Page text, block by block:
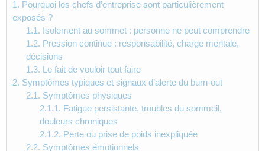
1. Pourquoi les chefs d’entreprise sont particulièrement
exposés ?
1.1. Isolement au sommet : personne ne peut comprendre
1.2. Pression continue : responsabilité, charge mentale,
décisions
1.3. Le fait de vouloir tout faire
2. Symptômes typiques et signaux d’alerte du burn-out
2.1. Symptômes physiques
2.1.1. Fatigue persistante, troubles du sommeil,
douleurs chroniques
2.1.2. Perte ou prise de poids inexpliquée
2.2. Symptômes émotionnels